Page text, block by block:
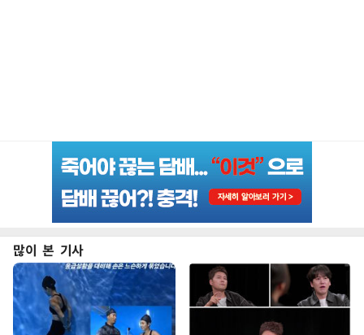
많이 본 기사